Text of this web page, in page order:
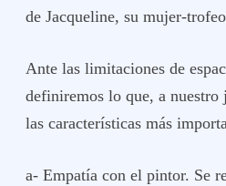
de Jacqueline, su mujer-
Ante las limitaciones de
definiremos lo que, a nuestro
las características más
a- Empatía con el pintor. Se